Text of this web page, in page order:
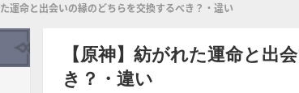
運命と出会いの縁のどちらを交換するべき？・違い
【原神】紡がれた運命と出
き？・違い